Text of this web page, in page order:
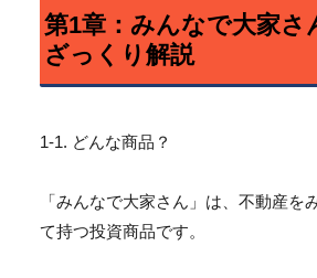
第1章：みんなで大家さ
ざっくり解説
1-1. どんな商品？
「みんなで大家さん」は、 不動産を
て持つ投資商品です。